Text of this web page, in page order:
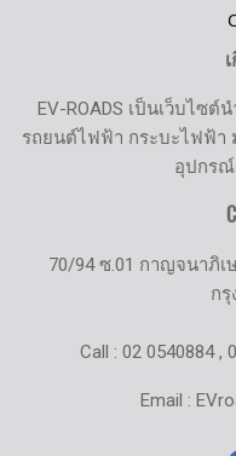
EV-ROADS เป็นเว็บไซ
รถยนต์ไฟฟ้า กระบะไฟฟ้า
อุปกรณ์
70/94 ซ.01 กาญจนาภิ
กรุ
Call : 02 0540884 ,
Email :